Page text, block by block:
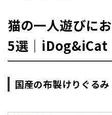
猫の一人遊びに
5選｜iDog&iCat
国産の布製けりぐる